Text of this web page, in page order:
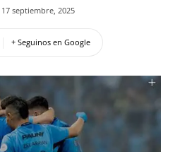
17 septiembre, 2025
+ Seguinos en Google